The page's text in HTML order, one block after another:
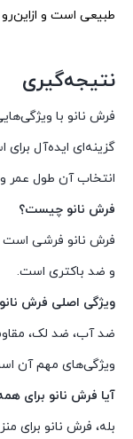
طبیعی است و
نتیجه‌گیری
فرش نانو با
گزینه‌ای ایده‌آل
انتخاب آن طول عمر
فرش نانو چیست؟
فرش نانو فرشی است
و ضد باکتری است.
ویژگی اصلی فرش
ضد آب، ضد لک،
ویژگی‌های مهم آن
آیا فرش نانو برای
بله، فرش نانو برای